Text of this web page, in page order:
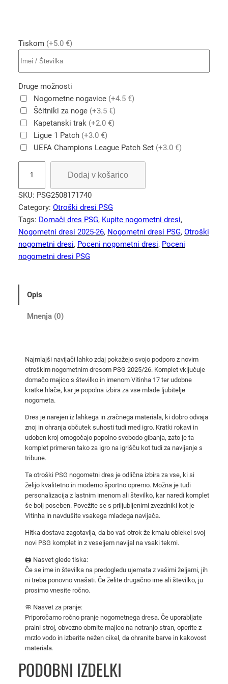
Tiskom (+5.0 €)
Druge možnosti
Nogometne nogavice (+4.5 €)
Ščitniki za noge (+3.5 €)
Kapetanski trak (+2.0 €)
Ligue 1 Patch (+3.0 €)
UEFA Champions League Patch Set (+3.0 €)
G
o
t
r
o
š
m
Dodaj v košarico
SKU: PSG2508171740
Category: Otroški dresi PSG
Tags: Domači dres PSG, Kupite nogometni dresi
Nogometni dresi 2025-26, Nogometni dresi PSG, Otroški
nogometni dresi, Poceni nogometni dresi, Poceni
nogometni dresi PSG
Opis
Mnenja (0)
Najmlajši navijači lahko zdaj pokažejo svojo podporo z novim
otroškim nogometnim dresom PSG 2025/26. Komplet vključuje
domačo majico s številko in imenom Vitinha 17 ter udobne
kratke hlače, kar je popolna izbira za vse mlade ljubitelje
nogometa.
Dres je narejen iz lahkega in zračnega materiala, ki dobro odvaja
znoj in ohranja občutek suhosti tudi med igro. Kratki rokavi in
udoben kroj omogočajo popolno svobodo gibanja, zato je ta
komplet primeren tako za igro na igrišču kot tudi za navijanje s
tribune.
Ta otroški PSG nogometni dres je odlična izbira za vse, ki si
želijo kvalitetno in moderno športno opremo. Možna je tudi
personalizacija z lastnim imenom ali številko, kar naredi komplet
še bolj poseben. Povežite se s priljubljenimi zvezdniki kot je
Vitinha in navdušite vsakega mladega navijača.
Hitka dostava zagotavlja, da bo vaš otrok že kmalu oblekel svoj
novi PSG komplet in z veseljem navijal na vsaki tekmi.
🖨️ Nasvet glede tiska:
Če se ime in številka na predogledu ujemata z vašimi željami, jih
ni treba ponovno vnašati. Če želite drugačno ime ali številko, ju
prosimo vnesite ročno.
🧼 Nasvet za pranje:
Priporočamo ročno pranje nogometnega dresa. Če uporabljate
pralni stroj, obvezno obrnite majico na notranjo stran, operite z
mrzlo vodo in izberite nežen cikel, da ohranite barve in kakovost
materiala.
PODOBNI IZDELKI